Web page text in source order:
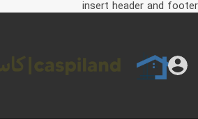
insert header and footer